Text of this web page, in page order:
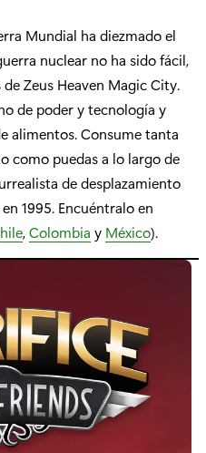
Mundial ha diezmado el
nuclear no ha sido fácil,
Zeus Heaven Magic City.
de poder y tecnología y
alimentos. Consume tanta
como puedas a lo largo de
de desplazamiento
1995. Encuéntralo en
,Colombia y México).